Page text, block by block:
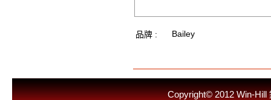
品牌 : Bailey
Copyright© 2012 Win-